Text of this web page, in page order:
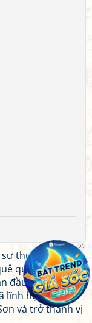
sư thuộc thế hệ
quán và năm
đầu theo học
lĩnh hội được
và trở thành vị